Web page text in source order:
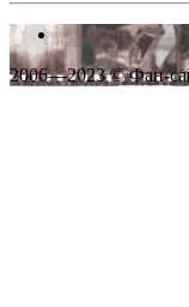
2006—2023 © Фан-